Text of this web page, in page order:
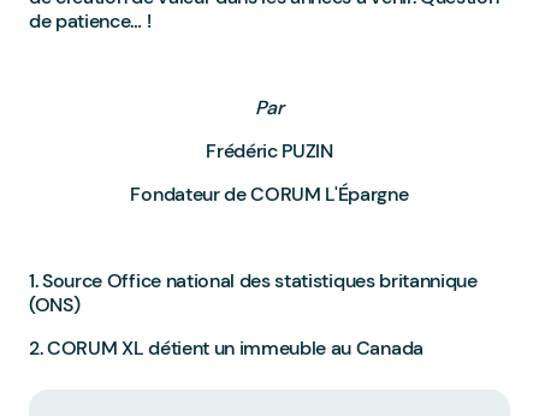
de patience… !
Par
Frédéric PUZIN
Fondateur de CORUM L'Épargne
1. Source Office national des statistiques britannique
(ONS)
2. CORUM XL détient un immeuble au Canada